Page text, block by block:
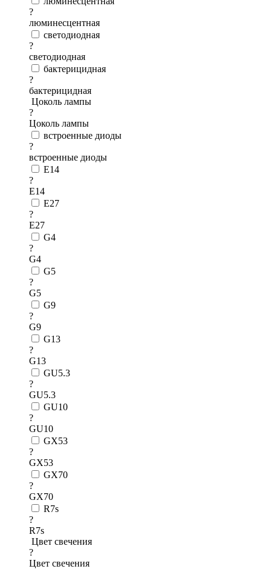
?
люминесцентная
светодиодная
?
светодиодная
бактерицидная
?
бактерицидная
Цоколь лампы
?
Цоколь лампы
встроенные диоды
?
встроенные диоды
E14
?
E14
E27
?
E27
G4
?
G4
G5
?
G5
G9
?
G9
G13
?
G13
GU5.3
?
GU5.3
GU10
?
GU10
GX53
?
GX53
GX70
?
GX70
R7s
?
R7s
Цвет свечения
?
Цвет свечения